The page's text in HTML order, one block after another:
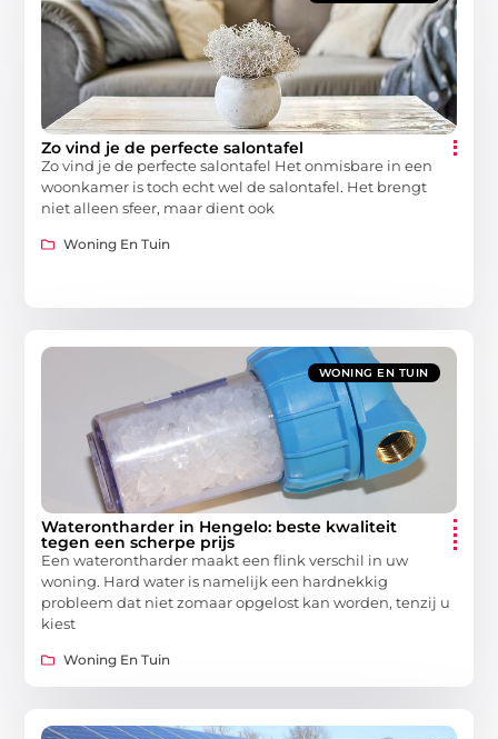
Zo vind je de perfecte salontafel
Zo vind je de perfecte salontafel Het onmisbare in een
woonkamer is toch echt wel de salontafel. Het brengt
niet alleen sfeer, maar dient ook
Woning En Tuin
WONING EN TUIN
Waterontharder in Hengelo: beste kwaliteit
tegen een scherpe prijs
Een waterontharder maakt een flink verschil in uw
woning. Hard water is namelijk een hardnekkig
probleem dat niet zomaar opgelost kan worden, tenzij u
kiest
Woning En Tuin